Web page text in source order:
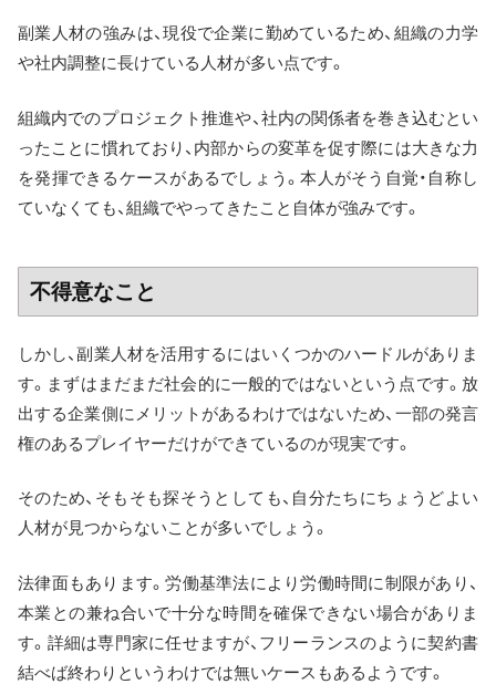
副業人材の強みは、現役で企業に勤めているため、組織の力学
や社内調整に長けている人材が多い点です。
組織内でのプロジェクト推進や、社内の関係者を巻き込むとい
ったことに慣れており、内部からの変革を促す際には大きな力
を発揮できるケースがあるでしょう。本人がそう自覚・自称し
ていなくても、組織でやってきたこと自体が強みです。
不得意なこと
しかし、副業人材を活用するにはいくつかのハードルがありま
す。まずはまだまだ社会的に一般的ではないという点です。放
出する企業側にメリットがあるわけではないため、一部の発言
権のあるプレイヤーだけができているのが現実です。
そのため、そもそも探そうとしても、自分たちにちょうどよい
人材が見つからないことが多いでしょう。
法律面もあります。労働基準法により労働時間に制限があり、
本業との兼ね合いで十分な時間を確保できない場合がありま
す。詳細は専門家に任せますが、フリーランスのように契約書
結べば終わりというわけでは無いケースもあるようです。